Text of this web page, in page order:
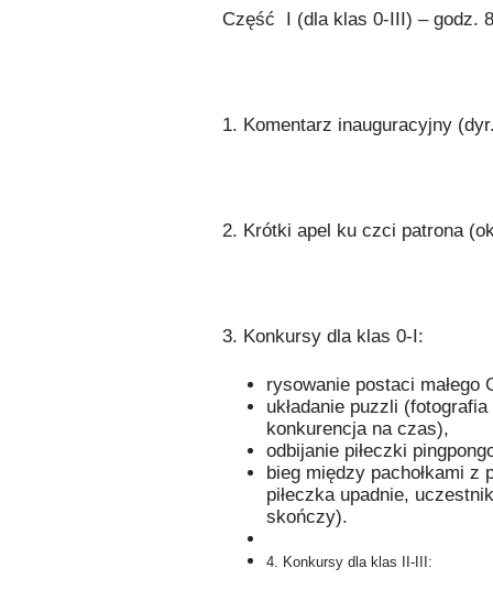
Część I (dla klas 0-III) – godz.
1. Komentarz inauguracyjny
2. Krótki apel ku czci patrona
3. Konkursy dla klas 0-I:
rysowanie postaci małego
układanie puzzli
konkurencja na czas),
odbijanie piłeczki
bieg między pachołkami z
piłeczka upadnie,
skończy).
4. Konkursy dla klas II-III: